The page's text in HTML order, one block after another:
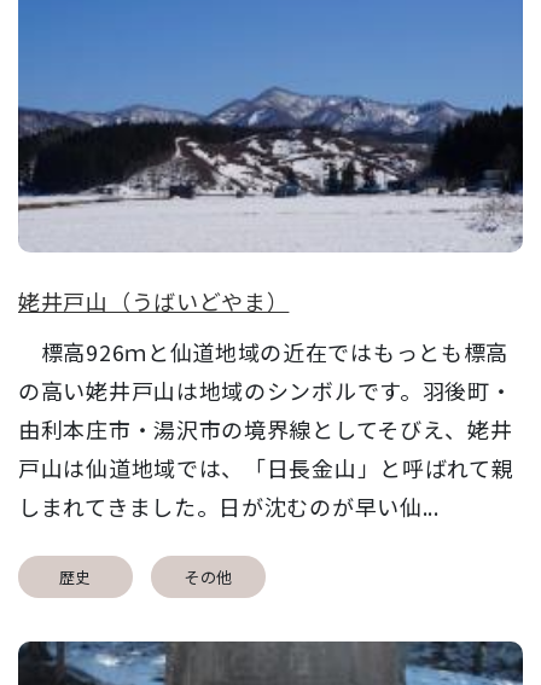
姥井戸山（うばいどやま）
標高926ｍと仙道地域の近在ではもっとも標高
の高い姥井戸山は地域のシンボルです。羽後町・
由利本庄市・湯沢市の境界線としてそびえ、姥井
戸山は仙道地域では、「日長金山」と呼ばれて親
しまれてきました。日が沈むのが早い仙...
歴史 その他